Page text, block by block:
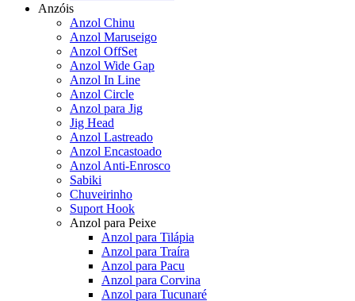
Anzóis
Anzol Chinu
Anzol Maruseigo
Anzol OffSet
Anzol Wide Gap
Anzol In Line
Anzol Circle
Anzol para Jig
Jig Head
Anzol Lastreado
Anzol Encastoado
Anzol Anti-Enrosco
Sabiki
Chuveirinho
Suport Hook
Anzol para Peixe
Anzol para Tilápia
Anzol para Traíra
Anzol para Pacu
Anzol para Corvina
Anzol para Tucunaré